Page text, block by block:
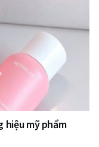
hiệu mỹ phẩm